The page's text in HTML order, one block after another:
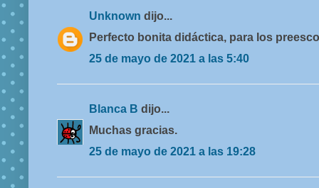
Unknown dijo...
Perfecto bonita didáctica, para los
25 de mayo de 2021 a las 5:40
Blanca B dijo...
Muchas gracias.
25 de mayo de 2021 a las 19:28